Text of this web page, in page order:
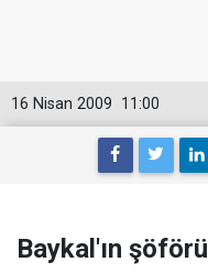
11:00
16 Nisan 2009
Baykal'ın